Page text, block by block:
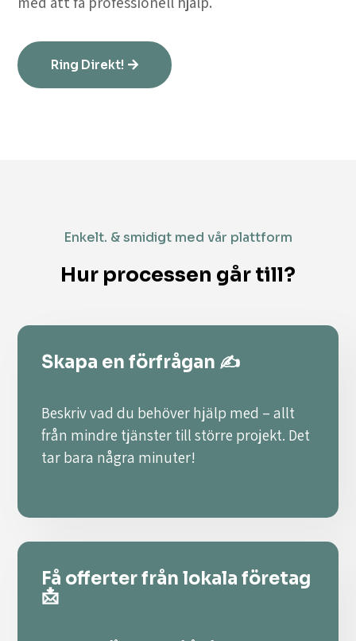
Ring Direkt!
Enkelt. & smidigt med vår plattform
Hur processen går till?
Skapa en förfrågan ✍️
Beskriv vad du behöver hjälp med – allt
från mindre tjänster till större projekt. Det
tar bara några minuter!
Få offerter från lokala företag
📩